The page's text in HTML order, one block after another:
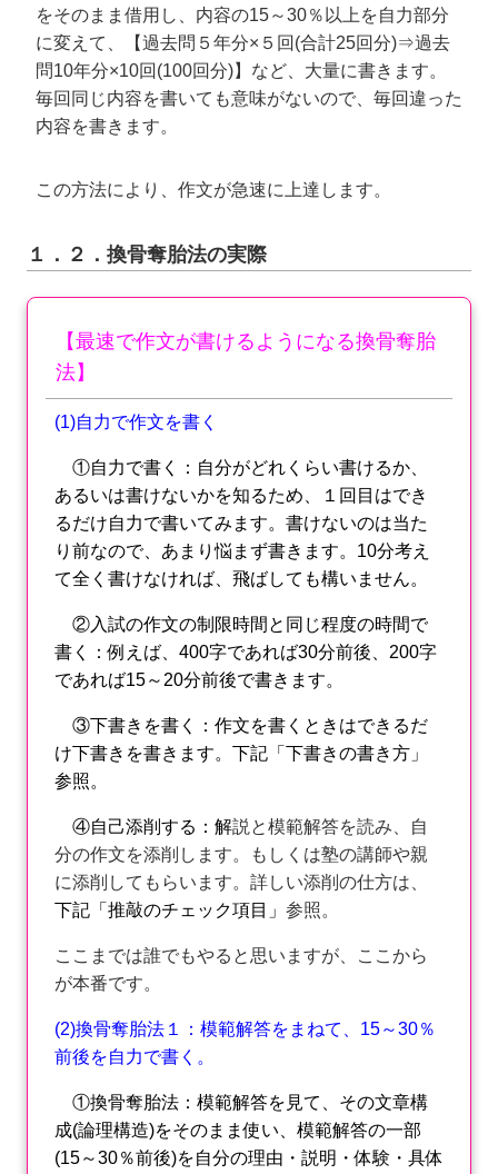
をそのまま借用し、内容の15～30％以上を自力部分
に変えて、【過去問５年分×５回(合計25回分)⇒過去
問10年分×10回(100回分)】など、大量に書きます。
毎回同じ内容を書いても意味がないので、毎回違った
内容を書きます。
この方法により、作文が急速に上達します。
１．２．換骨奪胎法の実際
【最速で作文が書けるようになる換骨奪胎
法】
(1)自力で作文を書く
①自力で書く：自分がどれくらい書けるか、
あるいは書けないかを知るため、１回目はでき
るだけ自力で書いてみます。書けないのは当た
り前なので、あまり悩まず書きます。10分考え
て全く書けなければ、飛ばしても構いません。
②入試の作文の制限時間と同じ程度の時間で
書く：例えば、400字であれば30分前後、200字
であれば15～20分前後で書きます。
③下書きを書く：作文を書くときはできるだ
け下書きを書きます。下記「下書きの書き方」
参照。
④自己添削する：解説と模範解答を読み、自
分の作文を添削します。もしくは塾の講師や親
に添削してもらいます。詳しい添削の仕方は、
下記「推敲のチェック項目」 参照。
ここまでは誰でもやると思いますが、ここから
が本番です。
(2)換骨奪胎法１：模範解答をまねて、15～30％
前後を自力で書く。
①換骨奪胎法：模範解答を見て、その文章構
成(論理構造)をそのまま使い、模範解答の一部
(15～30％前後)を自分の理由・説明・体験・具体